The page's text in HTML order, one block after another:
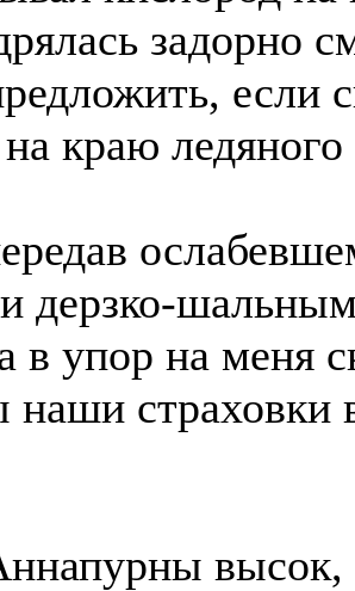
задорно
если
краю ледяного
дерзко-
в упор на меня
наши страховки
высок,